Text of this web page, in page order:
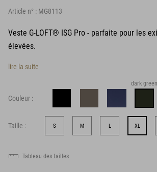
Article n° : MG8113
Veste G-LOFT® ISG Pro - parfaite pour les
élevées.
lire la suite
Couleur :
dark green
Taille : S M L XL
Tableau des tailles